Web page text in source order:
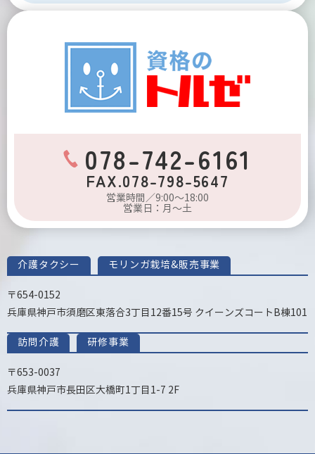
078-742-6161
FAX.078-798-5647
営業時間／9:00～18:00
営業日：月～土
介護タクシー モリンガ栽培&販売事業
〒654-0152
兵庫県神戸市須磨区東落合3丁目12番15号 クイーンズコートB棟101
訪問介護 研修事業
〒653-0037
兵庫県神戸市長田区大橋町1丁目1-7 2F